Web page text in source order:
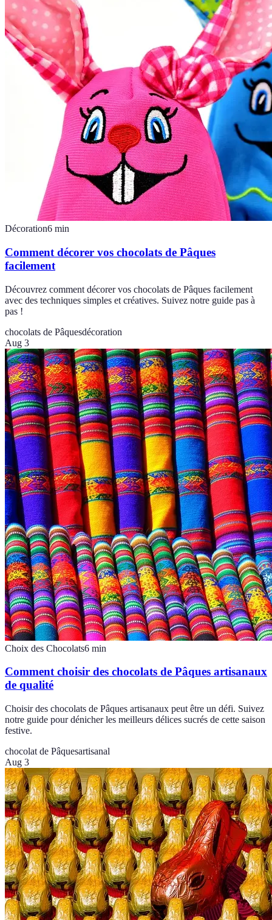
Décoration6 min
Comment décorer vos chocolats de Pâques
facilement
Découvrez comment décorer vos chocolats de Pâques facilement
avec des techniques simples et créatives. Suivez notre guide pas à
pas !
chocolats de Pâquesdécoration
Aug 3
Choix des Chocolats6 min
Comment choisir des chocolats de Pâques artisanaux
de qualité
Choisir des chocolats de Pâques artisanaux peut être un défi. Suivez
notre guide pour dénicher les meilleurs délices sucrés de cette saison
festive.
chocolat de Pâquesartisanal
Aug 3